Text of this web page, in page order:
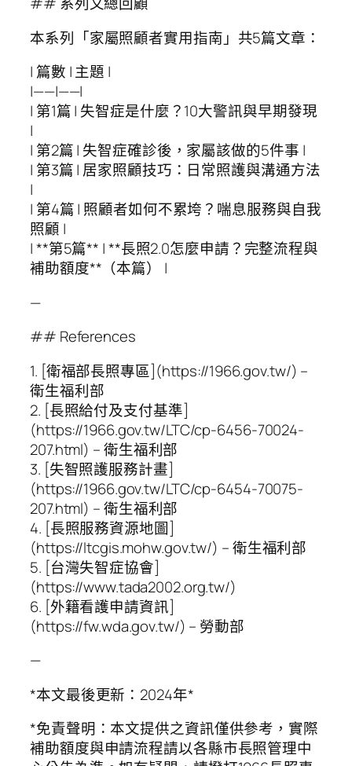
本系列「家屬照顧者實用指南」共5篇文章：
| 篇數 | 主題 |
|——|——|
| 第1篇 | 失智症是什麼？10大警訊與早期發現
|
| 第2篇 | 失智症確診後，家屬該做的5件事 |
| 第3篇 | 居家照顧技巧：日常照護與溝通方法
|
| 第4篇 | 照顧者如何不累垮？喘息服務與自我
照顧 |
| **第5篇** | **長照2.0怎麼申請？完整流程與
補助額度**（本篇） |
—
## References
1. [衛福部長照專區](https://1966.gov.tw/) –
衛生福利部
2. [長照給付及支付基準]
(https://1966.gov.tw/LTC/cp-6456-70024-
207.html) – 衛生福利部
3. [失智照護服務計畫]
(https://1966.gov.tw/LTC/cp-6454-70075-
207.html) – 衛生福利部
4. [長照服務資源地圖]
(https://ltcgis.mohw.gov.tw/) – 衛生福利部
5. [台灣失智症協會]
(https://www.tada2002.org.tw/)
6. [外籍看護申請資訊]
(https://fw.wda.gov.tw/) – 勞動部
—
*本文最後更新：2024年*
*免責聲明：本文提供之資訊僅供參考，實際
補助額度與申請流程請以各縣市長照管理中